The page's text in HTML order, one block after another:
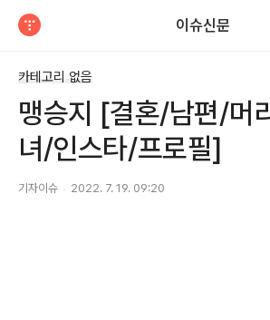
이슈신문
카테고리 없음
맹승지 [결혼/남편/머
녀/인스타/프로필]
기자이슈 2022. 7. 19. 09:20